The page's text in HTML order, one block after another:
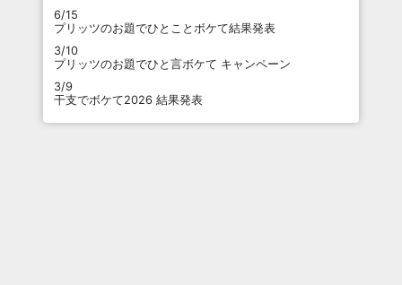
6/15
プリッツのお題でひとことボケて結果発表
3/10
プリッツのお題でひと言ボケて キャンペーン
3/9
干支でボケて2026 結果発表